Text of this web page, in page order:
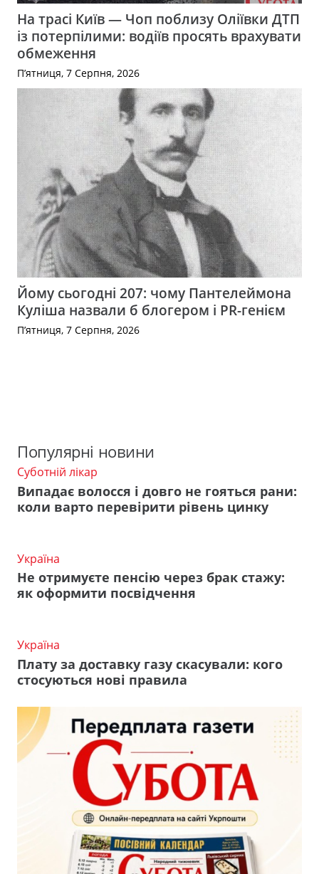
На трасі Київ — Чоп поблизу Оліївки ДТП
із потерпілими: водіїв просять врахувати
обмеження
П’ятниця, 7 Серпня, 2026
Йому сьогодні 207: чому Пантелеймона
Куліша назвали б блогером і PR-генієм
П’ятниця, 7 Серпня, 2026
Популярні новини
Суботній лікар
Випадає волосся і довго не гояться рани:
коли варто перевірити рівень цинку
Україна
Не отримуєте пенсію через брак стажу:
як оформити посвідчення
Україна
Плату за доставку газу скасували: кого
стосуються нові правила